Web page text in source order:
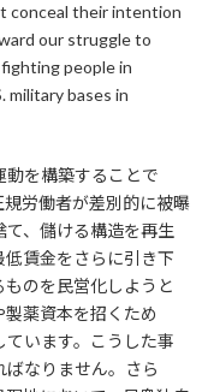
conceal their intention
our struggle to
people in
military bases in
を構築することで
労働者が差別的に被曝
、儲ける構造を再生
賃金をさらに引き下
のを民営化しようと
薬資本を招くため
います。こうした事
なりません。さら